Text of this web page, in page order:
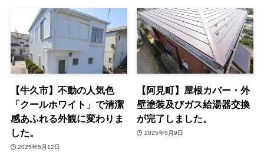
【牛久市】不動の人気色
「クールホワイト」で清潔
感あふれる外観に変わりま
した。
2025年5月12日
【阿見町】屋根カバー・外
壁塗装及びガス給湯器交換
が完了しました。
2025年5月9日